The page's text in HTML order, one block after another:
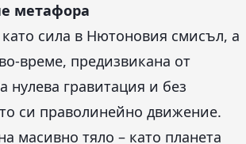
метафора
сила в Нютоновия смисъл, а
време, предизвикана от
нулева гравитация и без
си праволинейно движение.
масивно тяло – като планета